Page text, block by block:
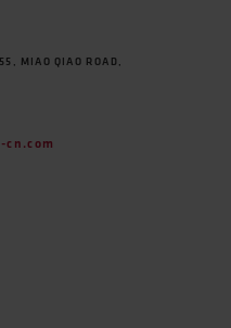
MIAO QIAO ROAD,